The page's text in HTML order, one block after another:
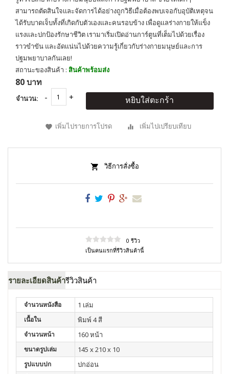
สามารถตัดสินใจเเละจัดการได้อย่างถูกวิธีเมื่อต้องพบเจอกับอุบัติเหตุจน
ได้รับบาดเจ็บทั้งที่เกิดกับตัวเองและคนรอบข้าง เพื่อดูเเลร่างกายให้เเข็ง
แรงและปกป้องรักษาชีวิต เรามาเริ่มเปิดอ่านการ์ตูนที่เต็มไปด้วยเรื่อง
ราวขำขัน และอัดเเน่นไปด้วยความรู้เกี่ยวกับร่างกายมนุษย์และการ
ปฐมพยาบาลกันเลย!
สถานะของสินค้า : สินค้าพร้อมส่ง
80 บาท
จำนวน: หยิบใส่ตะกร้า
เพิ่มไปรายการโปรด เพิ่มไปเปรียบเทียบ
วิธีการสั่งซื้อ
0 รีวิว
เป็นคนแรกที่รีวิวสินค้านี้
รายละเอียดสินค้ารีวิวสินค้า
จำนวนหนังสือ 1 เล่ม
เนื้อใน พิมพ์ 4 สี
จำนวนหน้า 160 หน้า
ขนาดรูปเล่ม 145 x 210 x 10
รูปแบบปก ปกอ่อน